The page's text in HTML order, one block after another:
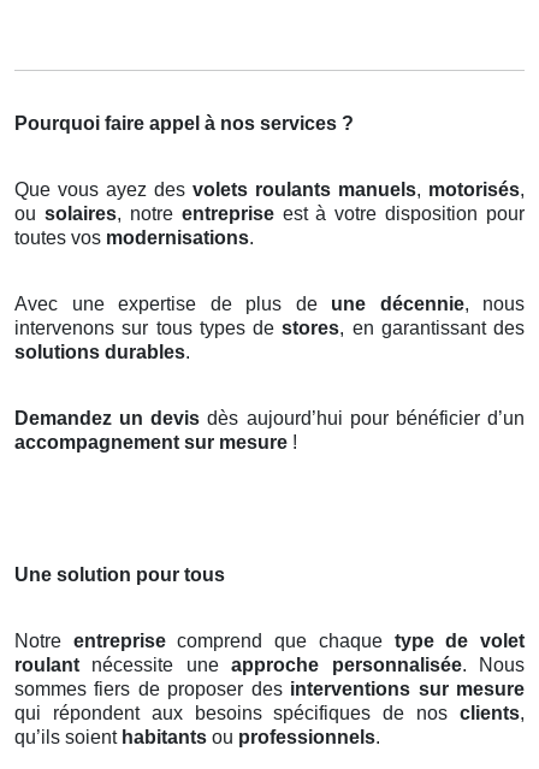
Pourquoi faire appel à nos services ?
Que vous ayez des volets roulants manuels, motorisés,
ou solaires, notre entrepriseest à votre disposition pour
toutes vos modernisations.
Avec une expertise de plus de une décennie, nous
intervenons sur tous types destores, en garantissant des
solutions durables.
Demandez un devis dès aujourd’hui pour bénéficier d’un
accompagnement sur mesure !
Une solution pour tous
Notre entreprisecomprend que chaque type de volet
roulant nécessite uneapproche personnalisée. Nous
sommes fiers de proposer des interventions sur mesure
qui répondent aux besoins spécifiques de nos clients,
qu’ils soient habitants ou professionnels.